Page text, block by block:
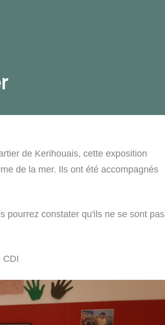
de Kerihouais, cette exposition
de la mer. Ils ont été accompagnés
pourrez constater qu'ils ne se sont pas
CDI